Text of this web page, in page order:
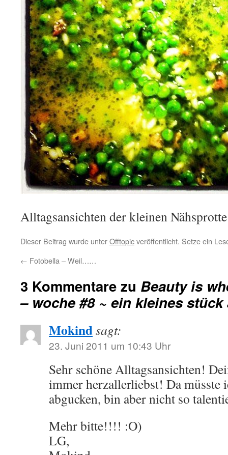
Alltagsansichten der kleinen Nähsprotte
Dieser Beitrag wurde unterOfftopicveröffentlicht. Setze ein
← Fotobella – Weil……
3 Kommentare zu Beauty is
– woche #8 ~ ein kleines
Mokindsagt:
23. Juni 2011 um 10:43 Uhr
Sehr schöne Alltagsansichten!
immer herzallerliebst! Da müsste
abgucken, bin aber nicht so
Mehr bitte!!!! :O)
LG,